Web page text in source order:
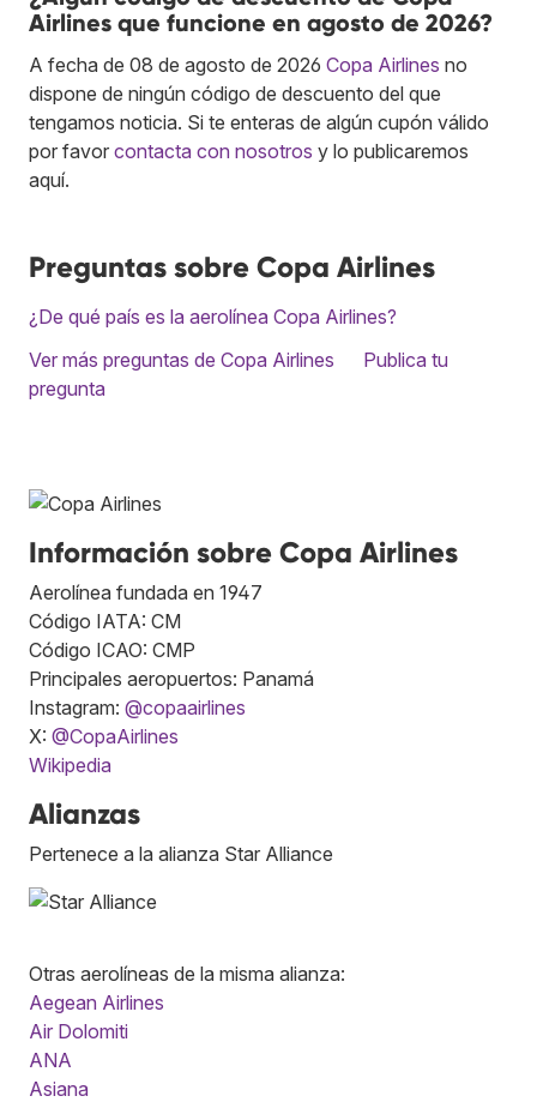
Airlines que funcione en agosto de 2026?
A fecha de 08 de agosto de 2026 Copa Airlines no
dispone de ningún código de descuento del que
tengamos noticia. Si te enteras de algún cupón válido
por favor contacta con nosotros y lo publicaremos
aquí.
Preguntas sobre Copa Airlines
¿De qué país es la aerolínea Copa Airlines?
Ver más preguntas de Copa Airlines
Publica tu
pregunta
Información sobre Copa Airlines
Aerolínea fundada en 1947
Código IATA: CM
Código ICAO: CMP
Principales aeropuertos: Panamá
Instagram: @copaairlines
X: @CopaAirlines
Wikipedia
Alianzas
Pertenece a la alianza Star Alliance
Otras aerolíneas de la misma alianza:
Aegean Airlines
Air Dolomiti
ANA
Asiana